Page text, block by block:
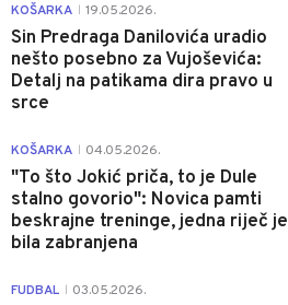
KOŠARKA 19.05.2026.
Sin Predraga Danilovića uradio
nešto posebno za Vujoševića:
Detalj na patikama dira pravo u
srce
KOŠARKA 04.05.2026.
"To što Jokić priča, to je Dule
stalno govorio": Novica pamti
beskrajne treninge, jedna riječ je
bila zabranjena
FUDBAL 03.05.2026.